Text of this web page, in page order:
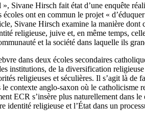
Sivane Hirsch fait état d’une enquête
ont en commun le projet «
Sivane Hirsch examine la manière dont
religieuse, juive et, en même temps,
et la société dans laquelle ils
dans deux écoles secondaires
institutions, de la diversification
religieuses et séculières. Il s’agit là de
contexte anglo-saxon où le catholicisme
ECR s’insère plus naturellement dans
religieuse et l’État dans un